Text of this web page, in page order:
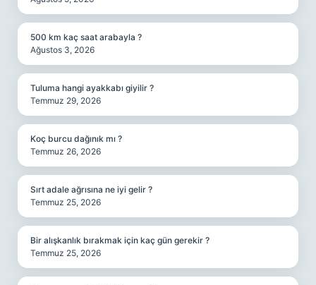
500 km kaç saat arabayla ?
Ağustos 3, 2026
Tuluma hangi ayakkabı giyilir ?
Temmuz 29, 2026
Koç burcu dağınık mı ?
Temmuz 26, 2026
Sırt adale ağrısına ne iyi gelir ?
Temmuz 25, 2026
Bir alışkanlık bırakmak için kaç gün gerekir ?
Temmuz 25, 2026